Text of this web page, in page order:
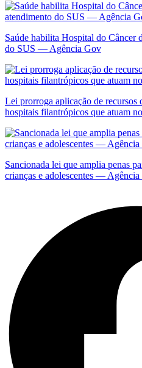
Saúde habilita Hospital do Câncer
do SUS — Agência Gov
Lei prorroga aplicação de recursos
hospitais filantrópicos que atuam
Sancionada lei que amplia penas
crianças e adolescentes —